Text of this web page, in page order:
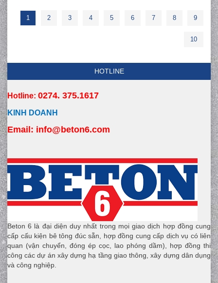
1 2 3 4 5 6 7 8 9
10
HOTLINE
Hotline: 0274. 375.1617
KINH DOANH
Email: info@beton6.com
Beton 6 là đại diện duy nhất trong mọi giao dịch hợp đồng cung
cấp cấu kiện bê tông đúc sẵn, hợp đồng cung cấp dịch vụ có liên
quan (vận chuyển, đóng ép cọc, lao phóng dầm), hợp đồng thi
công các dự án xây dựng hạ tầng giao thông, xây dựng dân dụng
và công nghiệp.